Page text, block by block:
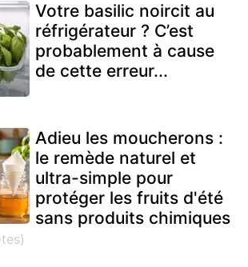
Votre basilic noircit au
réfrigérateur ? C’est
probablement à cause
de cette erreur...
Adieu les moucherons :
le remède naturel et
ultra-simple pour
protéger les fruits d'été
sans produits chimiques